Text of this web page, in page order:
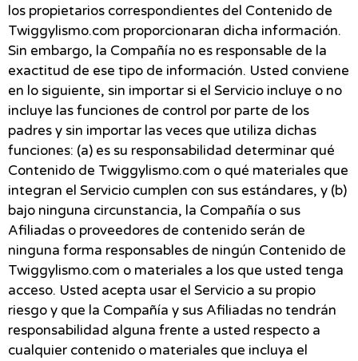
los propietarios correspondientes del Contenido de
Twiggylismo.com proporcionaran dicha información.
Sin embargo, la Compañía no es responsable de la
exactitud de ese tipo de información. Usted conviene
en lo siguiente, sin importar si el Servicio incluye o no
incluye las funciones de control por parte de los
padres y sin importar las veces que utiliza dichas
funciones: (a) es su responsabilidad determinar qué
Contenido de Twiggylismo.com o qué materiales que
integran el Servicio cumplen con sus estándares, y (b)
bajo ninguna circunstancia, la Compañía o sus
Afiliadas o proveedores de contenido serán de
ninguna forma responsables de ningún Contenido de
Twiggylismo.com o materiales a los que usted tenga
acceso. Usted acepta usar el Servicio a su propio
riesgo y que la Compañía y sus Afiliadas no tendrán
responsabilidad alguna frente a usted respecto a
cualquier contenido o materiales que incluya el